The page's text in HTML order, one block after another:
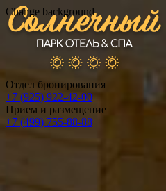
Change background
Отдел бронирования
+7 (925) 922-42-00
Прием и размещение
+7 (499) 755-88-88